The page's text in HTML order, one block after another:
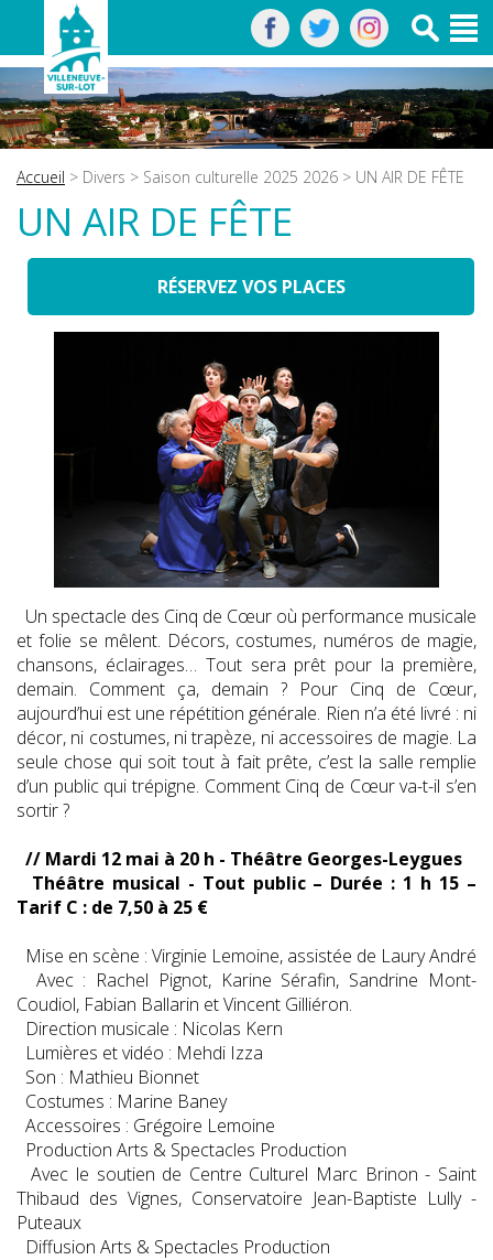
Accueil > Divers > Saison culturelle 2025 2026 > UN AIR DE FÊTE
UN AIR DE FÊTE
RÉSERVEZ VOS PLACES
Un spectacle des Cinq de Cœur où performance musicale
et folie se mêlent. Décors, costumes, numéros de magie,
chansons, éclairages… Tout sera prêt pour la première,
demain. Comment ça, demain ? Pour Cinq de Cœur,
aujourd’hui est une répétition générale. Rien n’a été livré : ni
décor, ni costumes, ni trapèze, ni accessoires de magie. La
seule chose qui soit tout à fait prête, c’est la salle remplie
d’un public qui trépigne. Comment Cinq de Cœur va-t-il s’en
sortir ?
// Mardi 12 mai à 20 h - Théâtre Georges-Leygues
Théâtre musical - Tout public – Durée : 1 h 15 –
Tarif C : de 7,50 à 25 €
Mise en scène : Virginie Lemoine, assistée de Laury André
Avec : Rachel Pignot, Karine Sérafin, Sandrine Mont-
Coudiol, Fabian Ballarin et Vincent Gilliéron.
Direction musicale : Nicolas Kern
Lumières et vidéo : Mehdi Izza
Son : Mathieu Bionnet
Costumes : Marine Baney
Accessoires : Grégoire Lemoine
Production Arts & Spectacles Production
Avec le soutien de Centre Culturel Marc Brinon - Saint
Thibaud des Vignes, Conservatoire Jean-Baptiste Lully -
Puteaux
Diffusion Arts & Spectacles Production